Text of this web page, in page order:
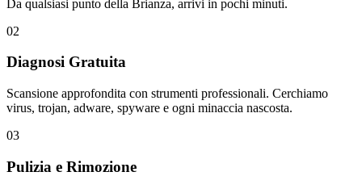
Da qualsiasi punto della Brianza, arrivi in pochi minuti.
02
Diagnosi Gratuita
Scansione approfondita con strumenti professionali. Cerchiamo
virus, trojan, adware, spyware e ogni minaccia nascosta.
03
Pulizia e Rimozione